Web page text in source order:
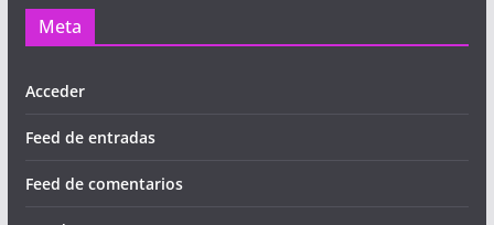
Meta
Acceder
Feed de entradas
Feed de comentarios